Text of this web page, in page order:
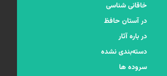
خاقانی شناسی
در آستان حافظ
در باره آثار
دسته‌بندی نشده
سروده ها